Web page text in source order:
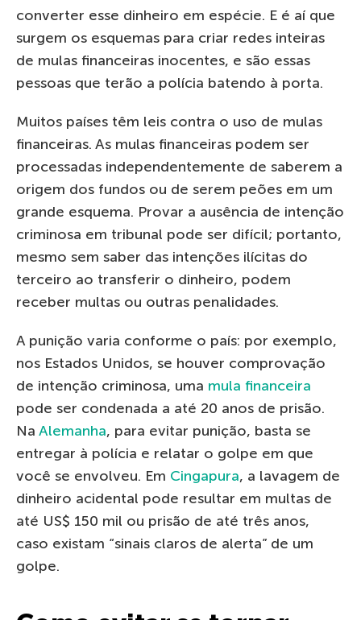
converter esse dinheiro em espécie. E é aí que
surgem os esquemas para criar redes inteiras
de mulas financeiras inocentes, e são essas
pessoas que terão a polícia batendo à porta.
Muitos países têm leis contra o uso de mulas
financeiras. As mulas financeiras podem ser
processadas independentemente de saberem a
origem dos fundos ou de serem peões em um
grande esquema. Provar a ausência de intenção
criminosa em tribunal pode ser difícil; portanto,
mesmo sem saber das intenções ilícitas do
terceiro ao transferir o dinheiro, podem
receber multas ou outras penalidades.
A punição varia conforme o país: por exemplo,
nos Estados Unidos, se houver comprovação
de intenção criminosa, uma mula financeira
pode ser condenada a até 20 anos de prisão.
Na Alemanha, para evitar punição, basta se
entregar à polícia e relatar o golpe em que
você se envolveu. Em Cingapura, a lavagem de
dinheiro acidental pode resultar em multas de
até US$ 150 mil ou prisão de até três anos,
caso existam “sinais claros de alerta” de um
golpe.